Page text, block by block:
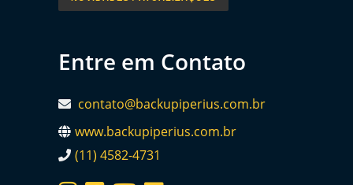
Entre em Contato
contato@backupiperius.com.br
www.backupiperius.com.br
(11) 4582-4731